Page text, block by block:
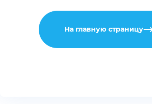
На главную страницу